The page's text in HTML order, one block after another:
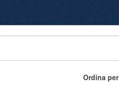
Ordina per